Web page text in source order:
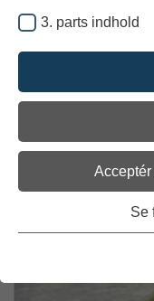
3. parts indhold
Se
Klik på ikonerne for
er markeret
er